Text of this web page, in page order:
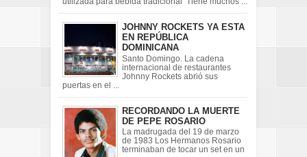
JOHNNY ROCKETS YA ESTA
EN REPÚBLICA
DOMINICANA
Santo Domingo. La cadena
internacional de restaurantes
Johnny Rockets abrió sus
puertas en el ...
RECORDANDO LA MUERTE
DE PEPE ROSARIO
La madrugada del 19 de marzo
de 1983 Los Hermanos Rosario
terminaban de tocar un set en un